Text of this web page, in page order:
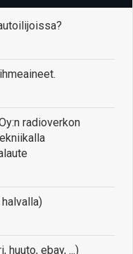
radioverkon
huuto, ebay, ...)